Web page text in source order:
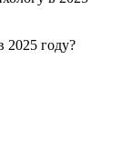
2025 году?